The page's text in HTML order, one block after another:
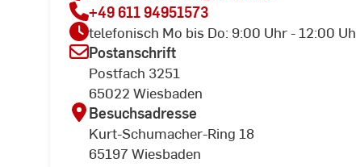
+49 611 94951573
telefonisch Mo bis Do: 9:00 Uhr - 12:00
Postanschrift
Postfach 3251
65022 Wiesbaden
Besuchsadresse
Kurt-Schumacher-Ring 18
65197 Wiesbaden